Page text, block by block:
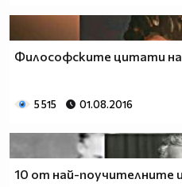
Философските цитати
5 515 01.08.2016
10 от най-поучителните